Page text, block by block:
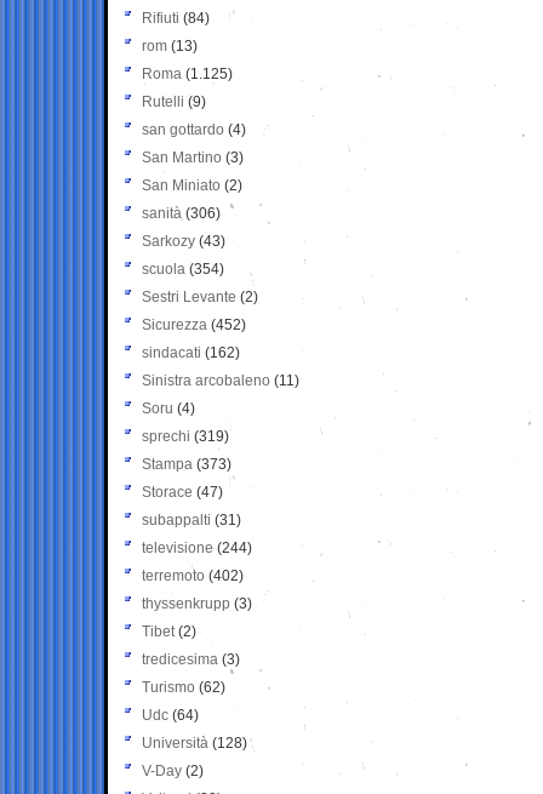
Rifiuti (84)
rom (13)
Roma (1.125)
Rutelli (9)
san gottardo (4)
San Martino (3)
San Miniato (2)
sanità (306)
Sarkozy (43)
scuola (354)
Sestri Levante (2)
Sicurezza (452)
sindacati (162)
Sinistra arcobaleno (11)
Soru (4)
sprechi (319)
Stampa (373)
Storace (47)
subappalti (31)
televisione(244)
terremoto (402)
thyssenkrupp (3)
Tibet(2)
tredicesima (3)
Turismo (62)
Udc (64)
Università (128)
V-Day (2)